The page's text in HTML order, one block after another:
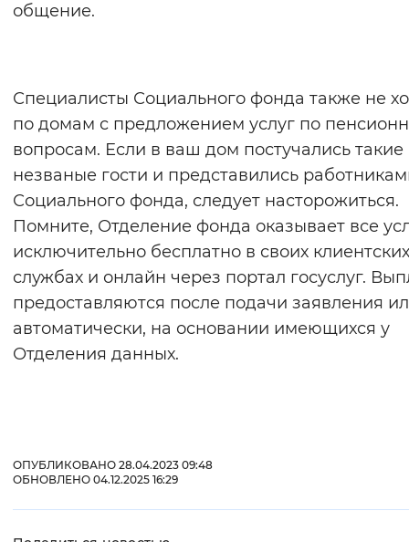
общение.
Специалисты Социального фонда также не
по домам с предложением услуг по
вопросам. Если в ваш дом постучались такие
незваные гости и представились
Социального фонда, следует насторожиться.
Помните, Отделение фонда оказывает все
исключительно бесплатно в своих клиентских
службах и онлайн через портал госуслуг.
предоставляются после подачи заявления
автоматически, на основании имеющихся у
Отделения данных.
ОПУБЛИКОВАНО 28.04.2023 09:48
ОБНОВЛЕНО 04.12.2025 16:29